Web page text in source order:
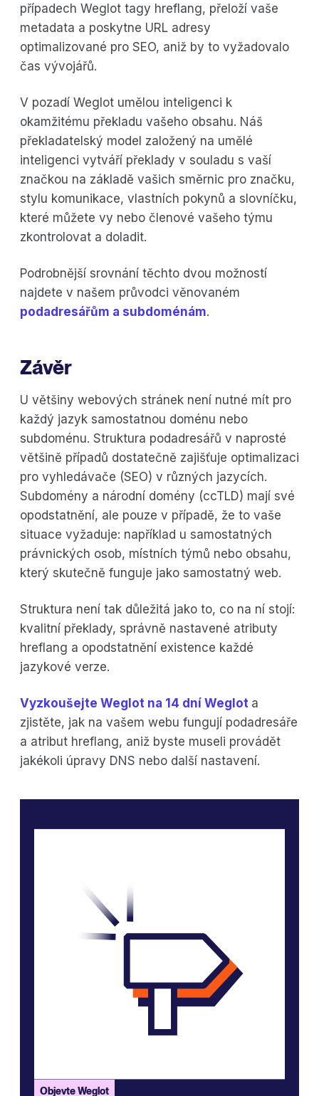
případech Weglot tagy hreflang, přeloží vaše
metadata a poskytne URL adresy
optimalizované pro SEO, aniž by to vyžadovalo
čas vývojářů.
V pozadí Weglot umělou inteligenci k
okamžitému překladu vašeho obsahu. Náš
překladatelský model založený na umělé
inteligenci vytváří překlady v souladu s vaší
značkou na základě vašich směrnic pro značku,
stylu komunikace, vlastních pokynů a slovníčku,
které můžete vy nebo členové vašeho týmu
zkontrolovat a doladit.
Podrobnější srovnání těchto dvou možností
najdete v našem průvodci věnovaném
podadresářům a subdoménám.
Závěr
U většiny webových stránek není nutné mít pro
každý jazyk samostatnou doménu nebo
subdoménu. Struktura podadresářů v naprosté
většině případů dostatečně zajišťuje optimalizaci
pro vyhledávače (SEO) v různých jazycích.
Subdomény a národní domény (ccTLD) mají své
opodstatnění, ale pouze v případě, že to vaše
situace vyžaduje: například u samostatných
právnických osob, místních týmů nebo obsahu,
který skutečně funguje jako samostatný web.
Struktura není tak důležitá jako to, co na ní stojí:
kvalitní překlady, správně nastavené atributy
hreflang a opodstatnění existence každé
jazykové verze.
Vyzkoušejte Weglot na 14 dní Weglot a
zjistěte, jak na vašem webu fungují podadresáře
a atribut hreflang, aniž byste museli provádět
jakékoli úpravy DNS nebo další nastavení.
Objevte Weglot